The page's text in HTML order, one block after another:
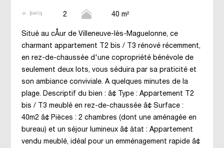
2 40 m²
Situé au cÅur de Villeneuve-lès-Maguelonne, ce
charmant appartement T2 bis / T3 rénové récemment,
en rez-de-chaussée d'une copropriété bénévole de
seulement deux lots, vous séduira par sa praticité et
son ambiance conviviale. A quelques minutes de la
plage. Descriptif du bien : â¢ Type : Appartement T2
bis / T3 meublé en rez-de-chaussée â¢ Surface :
40m2 â¢ Pièces : 2 chambres (dont une aménagée en
bureau) et un séjour lumineux â¢ àtat : Appartement
vendu meublé, idéal pour un emménagement rapide â¢